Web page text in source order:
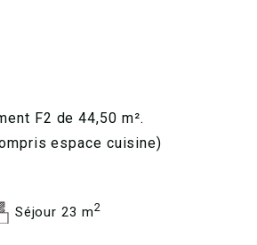
F2 de 44,50 m².
espace cuisine)
Séjour 23 m2